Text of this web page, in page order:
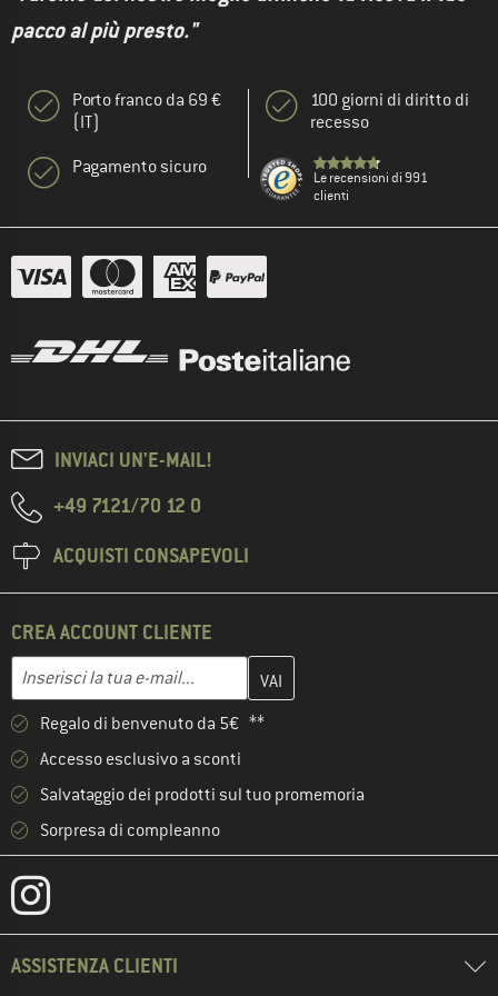
pacco al più presto."
Porto franco da 69 €
(IT)
Pagamento sicuro
100 giorni di diritto di
recesso
Le recensioni di 991
clienti
INVIACI UN'E-MAIL!
+49 7121/70 12 0
ACQUISTI CONSAPEVOLI
CREA ACCOUNT CLIENTE
Indirizzo e-mail
Inserisci qui il tuo indirizzo e-mail e crea il tuo account cliente
Regalo di benvenuto da 5€ **
Accesso esclusivo a sconti
Salvataggio dei prodotti sul tuo promemoria
Sorpresa di compleanno
ASSISTENZA CLIENTI